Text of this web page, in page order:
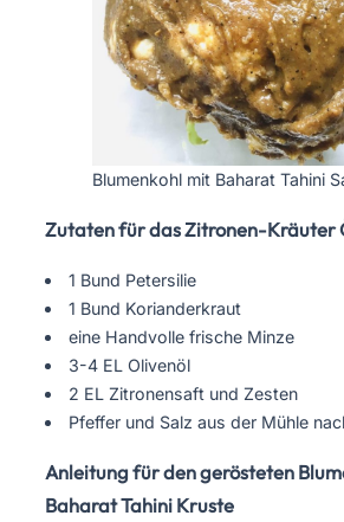
Blumenkohl mit Baharat Tahini
Zutaten für das Zitronen-Kräuter
1 Bund Petersilie
1 Bund Korianderkraut
eine Handvolle frische Minze
3-4 EL Olivenöl
2 EL Zitronensaft und Zesten
Pfeffer und Salz aus der Mühle
Anleitung für den gerösteten
Baharat Tahini Kruste